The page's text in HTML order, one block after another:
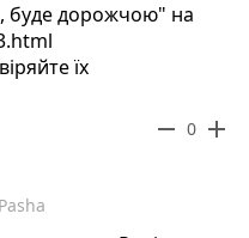
буде дорожчою" на
їх
remove 0 add
Pasha